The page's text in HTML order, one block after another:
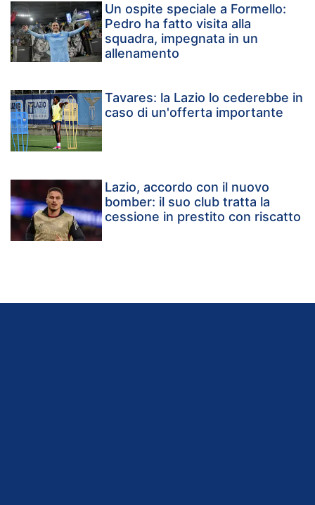
Un ospite speciale a Formello:
Pedro ha fatto visita alla
squadra, impegnata in un
allenamento
Tavares: la Lazio lo cederebbe in
caso di un'offerta importante
Lazio, accordo con il nuovo
bomber: il suo club tratta la
cessione in prestito con riscatto